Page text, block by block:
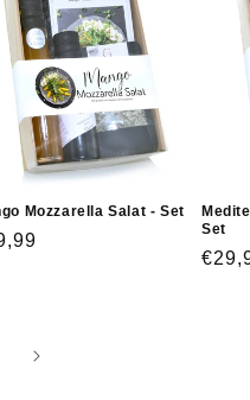
Mozzarella Salat - Set
Set